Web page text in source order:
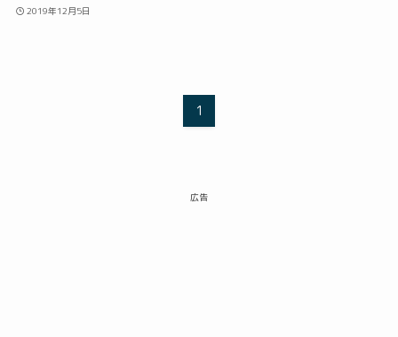
2019年12月5日
1
広告